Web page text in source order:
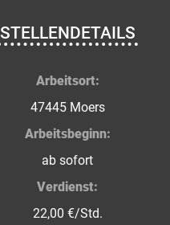
STELLENDETAILS
Arbeitsort:
47445 Moers
Arbeitsbeginn:
ab sofort
Verdienst:
22,00 €/Std.